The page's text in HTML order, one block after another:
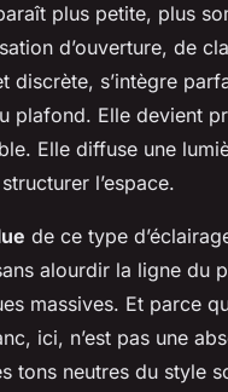
plus petite, plus
d’ouverture, de
discrète, s’intègre
plafond. Elle devient
Elle diffuse une
l’espace.
de ce type
alourdir la ligne du
massives. Et parce
ici, n’est pas une
tons neutres du style